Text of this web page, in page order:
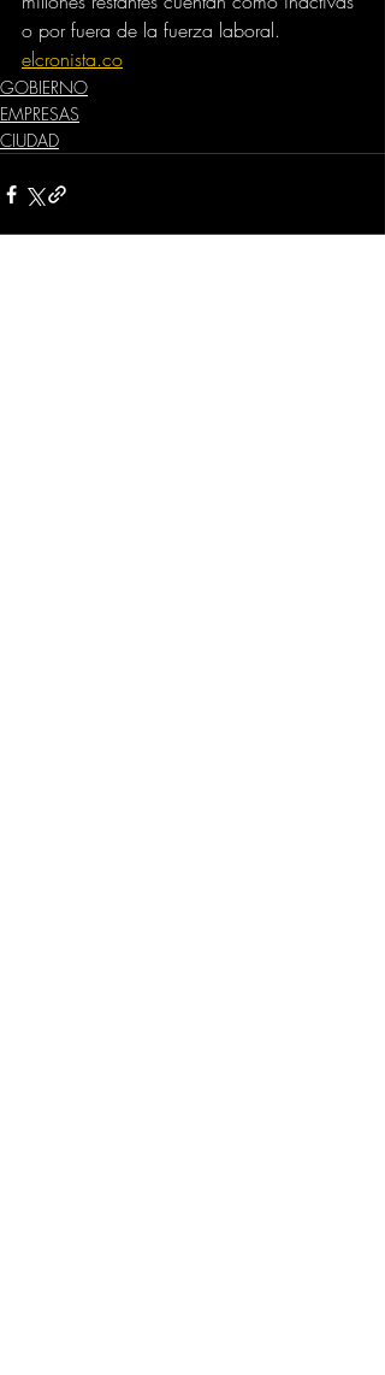
o por fuera de la fuerza laboral.
elcronista.co
GOBIERNO
EMPRESAS
CIUDAD